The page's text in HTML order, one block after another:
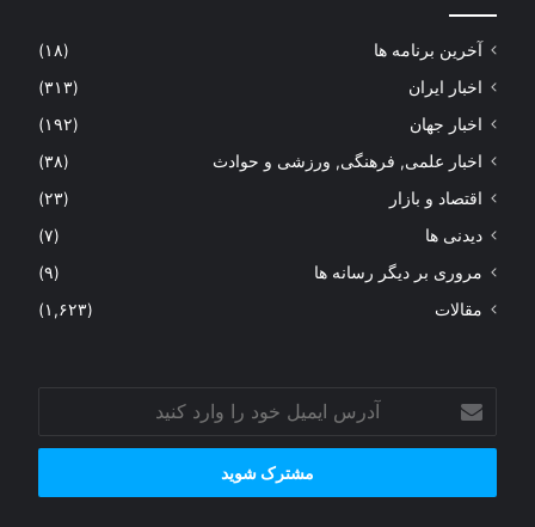
آخرین برنامه ها
(۱۸)
اخبار ایران
(۳۱۳)
اخبار جهان
(۱۹۲)
اخبار علمی, فرهنگی, ورزشی و حوادث
(۳۸)
اقتصاد و بازار
(۲۳)
دیدنی ها
(۷)
مروری بر دیگر رسانه ها
(۹)
مقالات
(۱,۶۲۳)
ایمیل
خود
وارد